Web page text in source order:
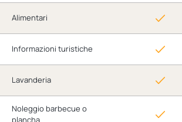
Alimentari
Informazioni turistiche
Lavanderia
Noleggio barbecue o
plancha